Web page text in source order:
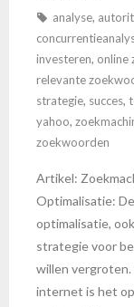
analyse,
investeren, online
relevante
strategie, succes,
yahoo,
zoekwoorden
Artikel:
Optimalisatie:
optimalisatie,
strategie voor
willen
internet is het